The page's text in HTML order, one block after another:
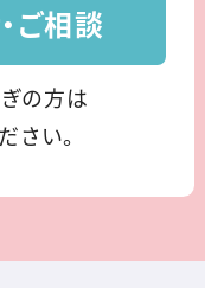
ご相談
の方は
さい。